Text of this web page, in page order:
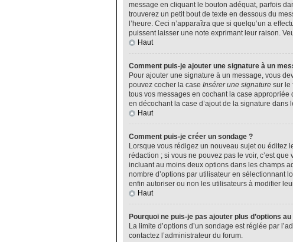
message en cliquant le bouton adéquat, parfois
trouverez un petit bout de texte en dessous du
l’heure. Ceci n’apparaîtra que si quelqu’un a
puissent laisser une note exprimant leur raison.
Haut
Comment puis-je ajouter une signature à un
Pour ajouter une signature à un message, vous
pouvez cocher la case Insérer une signature sur le
tous vos messages en cochant la case
en décochant la case d’ajout de la signature dans
Haut
Comment puis-je créer un sondage ?
Lorsque vous rédigez un nouveau sujet ou éditez
rédaction ; si vous ne pouvez pas le voir, c’est
incluant au moins deux options dans les champs
nombre d’options par utilisateur en sélectionnant
enfin autoriser ou non les utilisateurs à modifier
Haut
Pourquoi ne puis-je pas ajouter plus d’options
La limite d’options d’un sondage est réglée par
contactez l’administrateur du forum.